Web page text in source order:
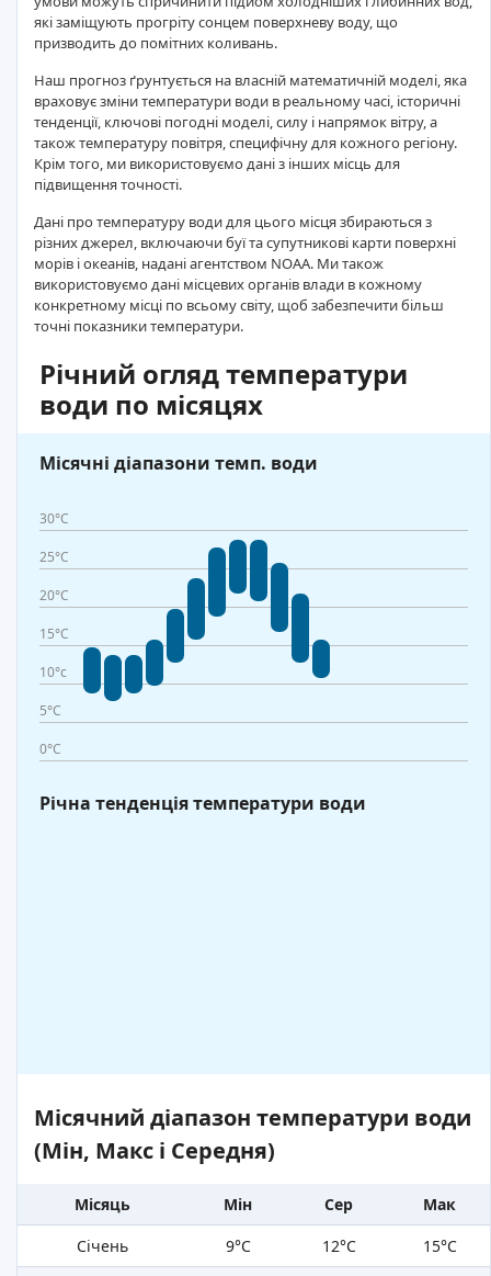
які заміщують прогріту сонцем поверхневу воду, що
призводить до помітних коливань.
Наш прогноз ґрунтується на власній математичній моделі, яка
враховує зміни температури води в реальному часі, історичні
тенденції, ключові погодні моделі, силу і напрямок вітру, а
також температуру повітря, специфічну для кожного регіону.
Крім того, ми використовуємо дані з інших місць для
підвищення точності.
Дані про температуру води для цього місця збираються з
різних джерел, включаючи буї та супутникові карти поверхні
морів і океанів, надані агентством NOAA. Ми також
використовуємо дані місцевих органів влади в кожному
конкретному місці по всьому світу, щоб забезпечити більш
точні показники температури.
Річний огляд температури
води по місяцях
Місячні діапазони темп. води
30°C
25°C
20°C
15°C
10°c
5°C
0°C
Річна тенденція температури води
Місячний діапазон температури води
(Мін, Макс і Середня)
Місяць Мін Сер
Мак
Січень
9°C 12°C
15°C